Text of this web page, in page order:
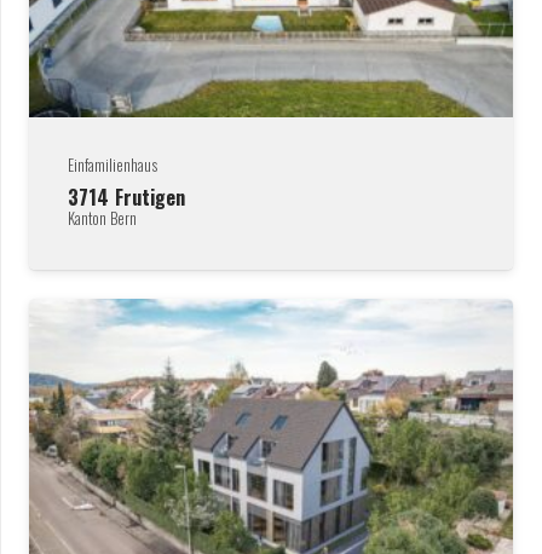
Einfamilienhaus
3714 Frutigen
Kanton Bern